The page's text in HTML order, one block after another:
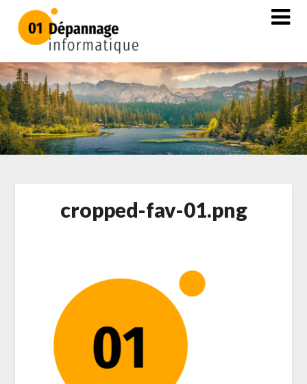
cropped-fav-01.png